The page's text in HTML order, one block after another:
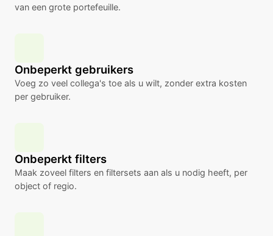
van een grote portefeuille.
Onbeperkt gebruikers
Voeg zo veel collega's toe als u wilt, zonder extra kosten
per gebruiker.
Onbeperkt filters
Maak zoveel filters en filtersets aan als u nodig heeft, per
object of regio.